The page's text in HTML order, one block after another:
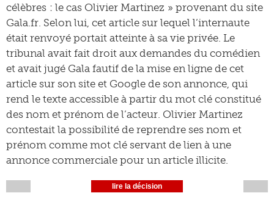
célèbres : le cas Olivier Martinez » provenant du site
Gala.fr. Selon lui, cet article sur lequel l’internaute
était renvoyé portait atteinte à sa vie privée. Le
tribunal avait fait droit aux demandes du comédien
et avait jugé Gala fautif de la mise en ligne de cet
article sur son site et Google de son annonce, qui
rend le texte accessible à partir du mot clé constitué
des nom et prénom de l’acteur. Olivier Martinez
contestait la possibilité de reprendre ses nom et
prénom comme mot clé servant de lien à une
annonce commerciale pour un article illicite.
lire la décision